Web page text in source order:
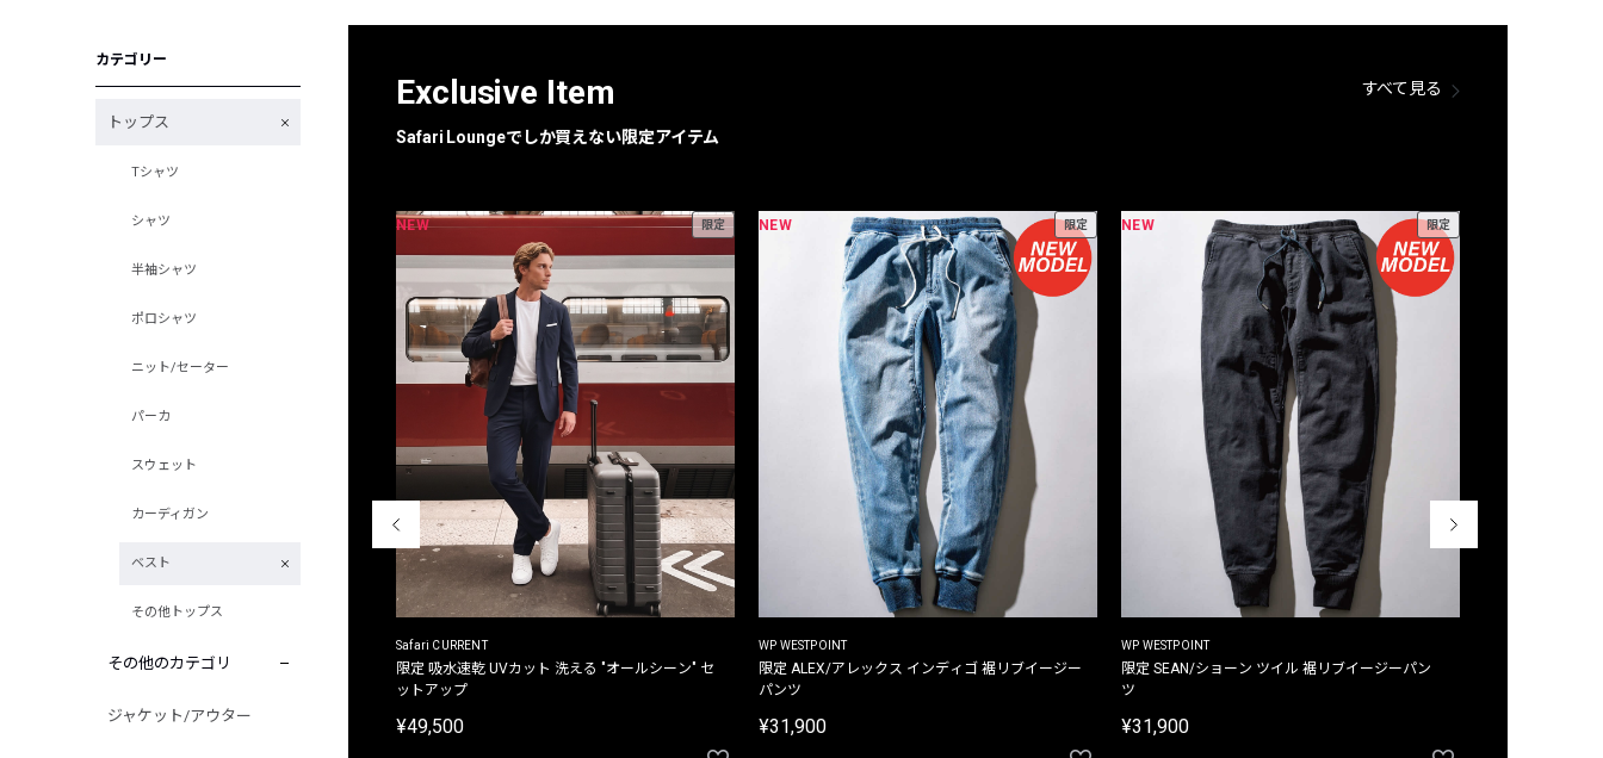
フォーカスブランド
カテゴリー
トップス
Tシャツ
シャツ
半袖シャツ
ポロシャツ
ニット/セーター
パーカ
スウェット
カーディガン
ベスト
その他トップス
その他のカテゴリ
ジャケット/アウター
Exclusive Item
Safari Loungeでしか買えない限定アイテム
すべて見る
別注限定 フード付き チェックシャツジャケット
NEW 限定
Safari CURRENT
限定 吸水速乾 UVカット 洗える "オールシーン" セ
ットアップ
¥49,500
NEW 限定
WP WESTPOINT
限定 ALEX/アレックス インディゴ 裾リブイージー
パンツ
¥31,900
NEW 限定
WP WESTPOINT
限定 SEAN/ショーン ツイル 裾リブイージーパン
ツ
¥31,900